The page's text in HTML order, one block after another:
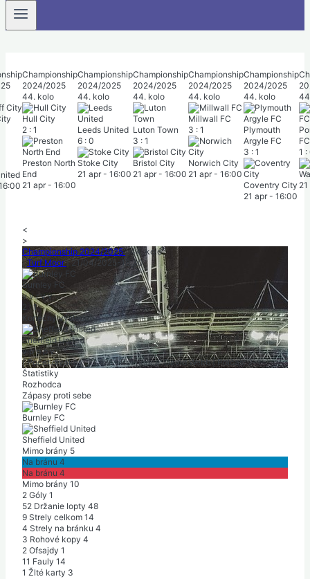
Championship
2024/2025
44. kolo
Hull City
2 : 1
Preston North
End
21 apr - 16:00
Championship
2024/2025
44. kolo
Leeds United
6 : 0
Stoke City
21 apr - 16:00
Championship
2024/2025
44. kolo
Luton Town
3 : 1
Bristol City
21 apr - 16:00
Championship
2024/2025
44. kolo
Millwall FC
3 : 1
Norwich City
21 apr - 16:00
Championship
2024/2025
44. kolo
Plymouth
Argyle FC
3 : 1
Coventry City
21 apr - 16:00
FC
1 :
<
>
Championship 2024/2025| 44. kolo
| Turf Moor| 21/04/2025-18:30
Burnley FC
vvrvv
2 : 1
Konečný výsledok
Sheffield United
vpppv
| Počet divákov: 21 486 | Rozhodca: David Webb | Polčas: 2-1
Štatistiky
Rozhodca
Zápasy proti sebe
Burnley FC
Sheffield United
Mimo brány 5
Na bránu 4
Na bránu 4
Mimo brány 10
2 Góly 1
52 Držanie lopty 48
9 Strely celkom 14
4 Strely na bránku 4
3 Rohové kopy 4
2 Ofsajdy 1
11 Fauly 14
1 Žlté karty 3